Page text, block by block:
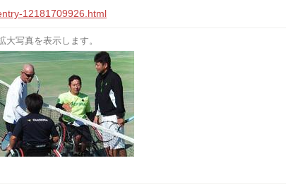
12181709926.html
写真を表示します。